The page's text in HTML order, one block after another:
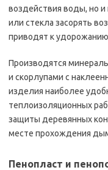
воздействия воды, но
или стекла засорять
приводят к
Производятся
и скорлупами с
изделия наиболее
теплоизоляционных
защиты деревянных
месте прохождения
Пенопласт и